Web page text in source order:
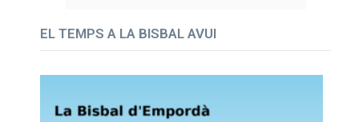
EL TEMPS A LA BISBAL AVUI